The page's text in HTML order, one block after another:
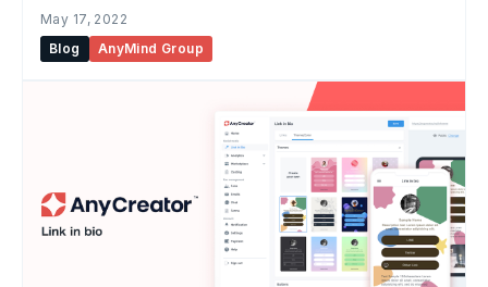
Blog AnyMind Group
May 17, 2022